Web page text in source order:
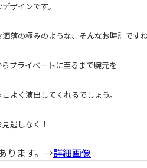
ザインです。
落の極みのような、そんなお時計ですね
プライベートに至るまで腕元を
よく演出してくれるでしょう。
逃しなく！
ります。→詳細画像